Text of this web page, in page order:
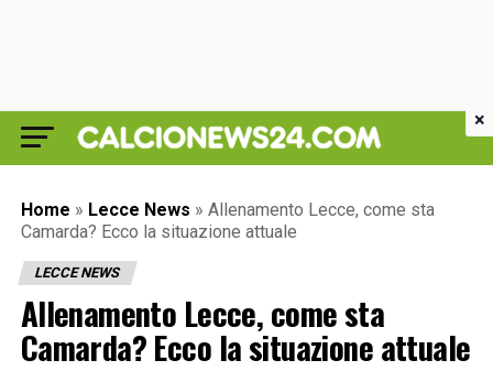
Home » Lecce News » Allenamento Lecce, come sta
Camarda? Ecco la situazione attuale
LECCE NEWS
Allenamento Lecce, come sta
Camarda? Ecco la situazione attuale
×